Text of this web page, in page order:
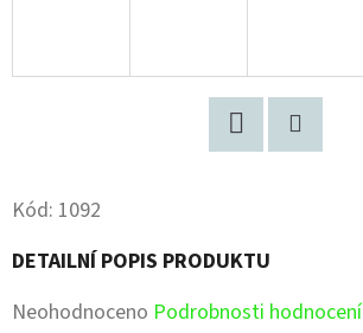
Kód: 1092
DETAILNÍ POPIS PRODUKTU
Průměrné
Neohodnoceno Podrobnosti hodnocení